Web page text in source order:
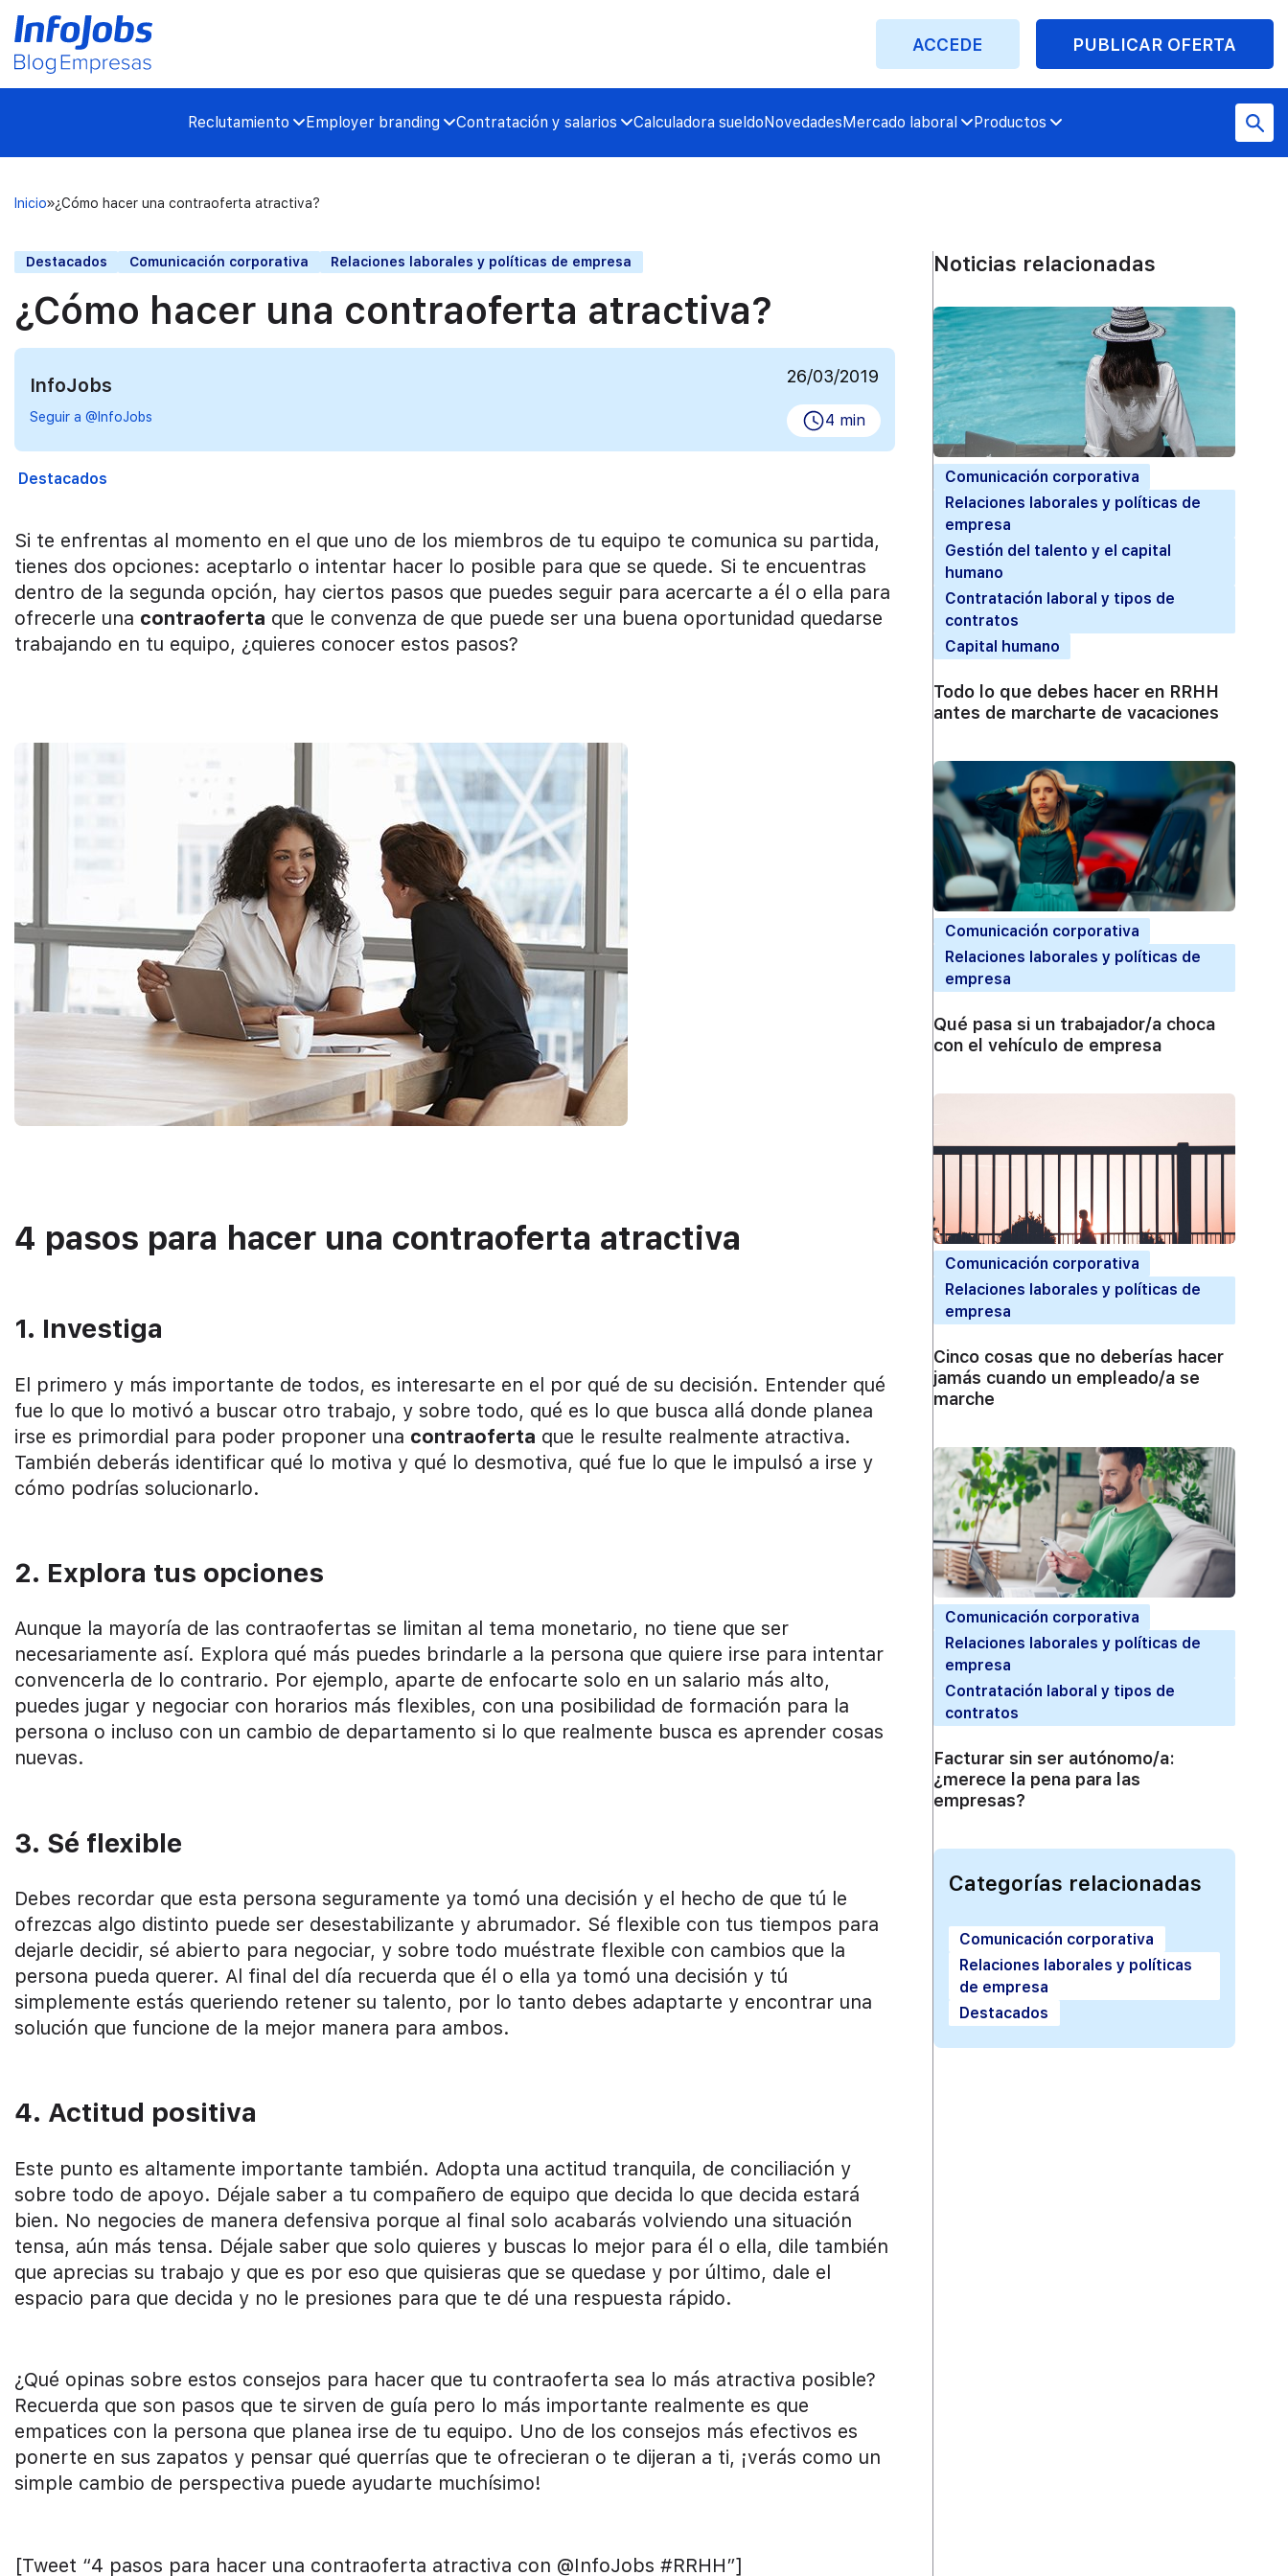
ACCEDE PUBLICAR OFERTA
Reclutamiento Employer branding Contratación y salarios Calculadora sueldoNovedadesMercado laboral Productos
Inicio ¿Cómo hacer una contraoferta atractiva?
Destacados Comunicación corporativa Relaciones laborales y políticas de empresa
¿Cómo hacer una contraoferta atractiva?
InfoJobs
Seguir a @InfoJobs
26/03/2019
4 min
Destacados
Si te enfrentas al momento en el que uno de los miembros de tu equipo te comunica su partida,
tienes dos opciones: aceptarlo o intentar hacer lo posible para que se quede. Si te encuentras
dentro de la segunda opción, hay ciertos pasos que puedes seguir para acercarte a él o ella para
ofrecerle una contraoferta que le convenza de que puede ser una buena oportunidad quedarse
trabajando en tu equipo, ¿quieres conocer estos pasos?
4 pasos para hacer una contraoferta atractiva
1. Investiga
El primero y más importante de todos, es interesarte en el por qué de su decisión. Entender qué
fue lo que lo motivó a buscar otro trabajo, y sobre todo, qué es lo que busca allá donde planea
irse es primordial para poder proponer una contraoferta que le resulte realmente atractiva.
También deberás identificar qué lo motiva y qué lo desmotiva, qué fue lo que le impulsó a irse y
cómo podrías solucionarlo.
2. Explora tus opciones
Aunque la mayoría de las contraofertas se limitan al tema monetario, no tiene que ser
necesariamente así. Explora qué más puedes brindarle a la persona que quiere irse para intentar
convencerla de lo contrario. Por ejemplo, aparte de enfocarte solo en un salario más alto,
puedes jugar y negociar con horarios más flexibles, con una posibilidad de formación para la
persona o incluso con un cambio de departamento si lo que realmente busca es aprender cosas
nuevas.
3. Sé flexible
Debes recordar que esta persona seguramente ya tomó una decisión y el hecho de que tú le
ofrezcas algo distinto puede ser desestabilizante y abrumador. Sé flexible con tus tiempos para
dejarle decidir, sé abierto para negociar, y sobre todo muéstrate flexible con cambios que la
persona pueda querer. Al final del día recuerda que él o ella ya tomó una decisión y tú
simplemente estás queriendo retener su talento, por lo tanto debes adaptarte y encontrar una
solución que funcione de la mejor manera para ambos.
4. Actitud positiva
Este punto es altamente importante también. Adopta una actitud tranquila, de conciliación y
sobre todo de apoyo. Déjale saber a tu compañero de equipo que decida lo que decida estará
bien. No negocies de manera defensiva porque al final solo acabarás volviendo una situación
tensa, aún más tensa. Déjale saber que solo quieres y buscas lo mejor para él o ella, dile también
que aprecias su trabajo y que es por eso que quisieras que se quedase y por último, dale el
espacio para que decida y no le presiones para que te dé una respuesta rápido.
¿Qué opinas sobre estos consejos para hacer que tu contraoferta sea lo más atractiva posible?
Recuerda que son pasos que te sirven de guía pero lo más importante realmente es que
empatices con la persona que planea irse de tu equipo. Uno de los consejos más efectivos es
ponerte en sus zapatos y pensar qué querrías que te ofrecieran o te dijeran a ti, ¡verás como un
simple cambio de perspectiva puede ayudarte muchísimo!
[Tweet “4 pasos para hacer una contraoferta atractiva con @InfoJobs #RRHH”]
Noticias relacionadas
Comunicación corporativa
Relaciones laborales y políticas de
empresa
Gestión del talento y el capital
humano
Contratación laboral y tipos de
contratos
Capital humano
Todo lo que debes hacer en RRHH
antes de marcharte de vacaciones
Comunicación corporativa
Relaciones laborales y políticas de
empresa
Qué pasa si un trabajador/a choca
con el vehículo de empresa
Comunicación corporativa
Relaciones laborales y políticas de
empresa
Cinco cosas que no deberías hacer
jamás cuando un empleado/a se
marche
Comunicación corporativa
Relaciones laborales y políticas de
empresa
Contratación laboral y tipos de
contratos
Facturar sin ser autónomo/a:
¿merece la pena para las
empresas?
Categorías relacionadas
Comunicación corporativa
Relaciones laborales y políticas
de empresa
Destacados